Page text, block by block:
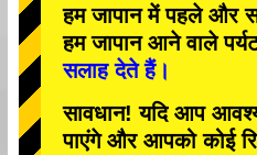
हम जापान मेंपहलेऔर
हम जापान आने वाले
सलाह देते हैं।
सावधान! यदि आप
पाएंगे और आपको कोई